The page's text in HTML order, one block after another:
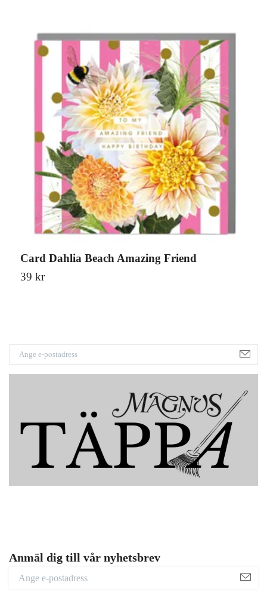
Card Dahlia Beach Amazing Friend
39 kr
Anmäl dig till vår nyhetsbrev